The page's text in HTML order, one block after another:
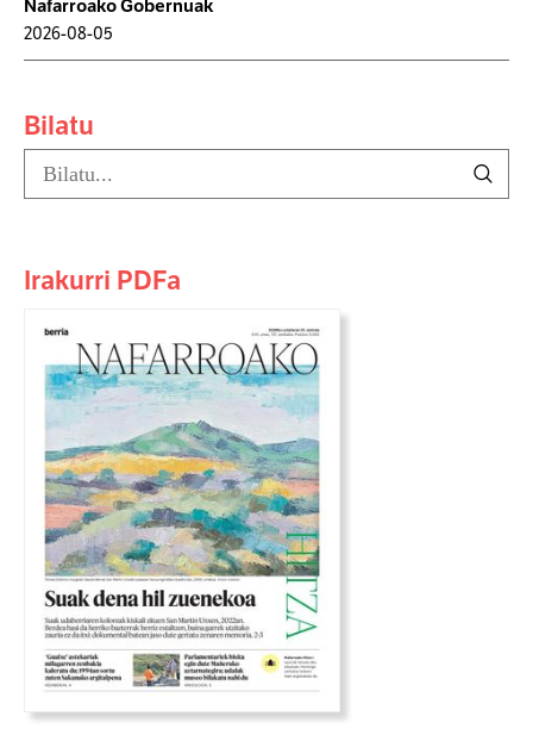
Nafarroako Gobernuak
2026-08-05
Bilatu
Irakurri PDFa